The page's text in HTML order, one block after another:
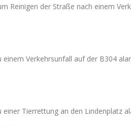
Reinigen der Straße nach einem
einem Verkehrsunfall auf der B304
einer Tierrettung an den Lindenplatz